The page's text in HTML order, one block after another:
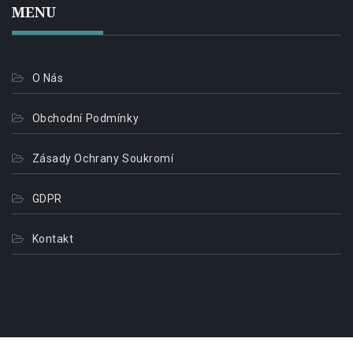
MENU
O Nás
Obchodní Podmínky
Zásady Ochrany Soukromí
GDPR
Kontakt